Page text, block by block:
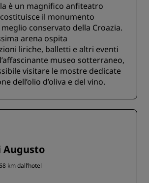
è un magnifico anfiteatro
il monumento
meglio conservato della Croazia.
arena ospita
liriche, balletti e altri eventi
museo sotterraneo,
visitare le mostre dedicate
dell’olio d’oliva e del vino.
Augusto
km dall’hotel